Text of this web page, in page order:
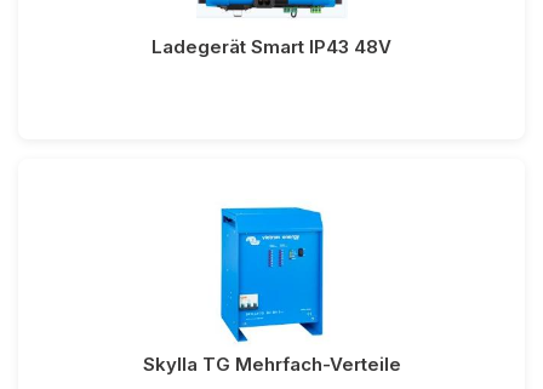
Ladegerät Smart IP43 48V
Skylla TG Mehrfach-Verteile